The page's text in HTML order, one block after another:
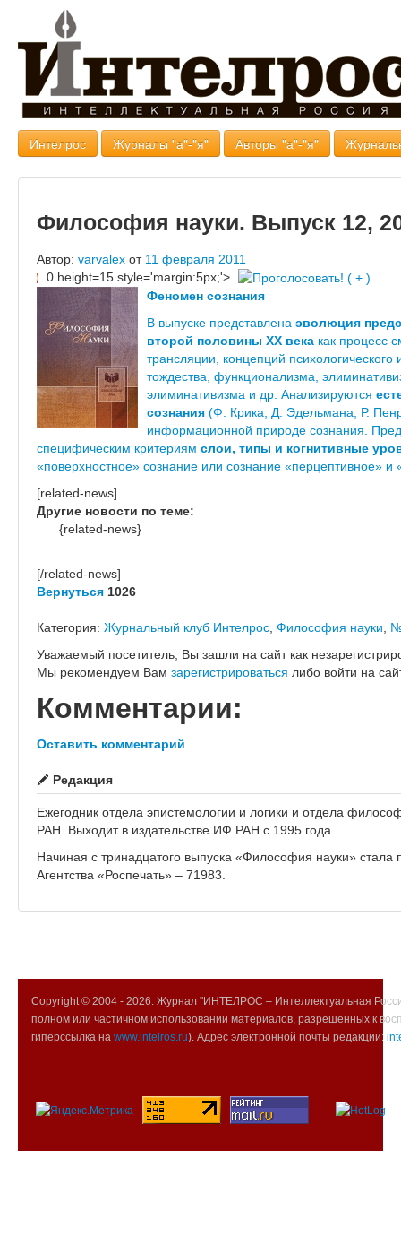
Интелрос Журналы "а"-"я" Авторы "а"-"я"
Философия науки. Выпуск 12,
Автор: varvalex от 11 февраля 2011
0 height=15 style='margin:5px;'>
Феномен сознания
В выпуске представлена эволюция
второй половины XX века как процесс
трансляции, концепций психологического
тождества, функционализма,
элиминативизма и др. Анализируются
сознания (Ф. Крика, Д. Эдельмана, Р.
информационной природе сознания.
специфическим критериям слои, типы и когнитивные
«поверхностное» сознание или сознание «перцептивное» и
[related-news]
Другие новости по теме:
{related-news}
[/related-news]
Вернуться 1026
Категория: Журнальный клуб Интелрос, Философия науки,
Уважаемый посетитель, Вы зашли на сайт как
Мы рекомендуем Вам зарегистрироваться либо войти на
Комментарии:
Оставить комментарий
Редакция
Ежегодник отдела эпистемологии и логики и отдела
РАН. Выходит в издательстве ИФ РАН с 1995 года.
Начиная с тринадцатого выпуска «Философия науки»
Агентства «Роспечать» – 71983.
Copyright © 2004 - 2026. Журнал "ИНТЕЛРОС – Интеллектуальная
полном или частичном использовании материалов, разрешенных к
гиперссылка на www.intelros.ru). Адрес электронной почты редакции: